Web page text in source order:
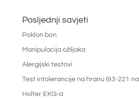
Posljednji savjeti
Poklon bon
Manipulacija ožiljaka
Alergijski testovi
Test intolerancije na hranu (93-221
Holter EKG-a